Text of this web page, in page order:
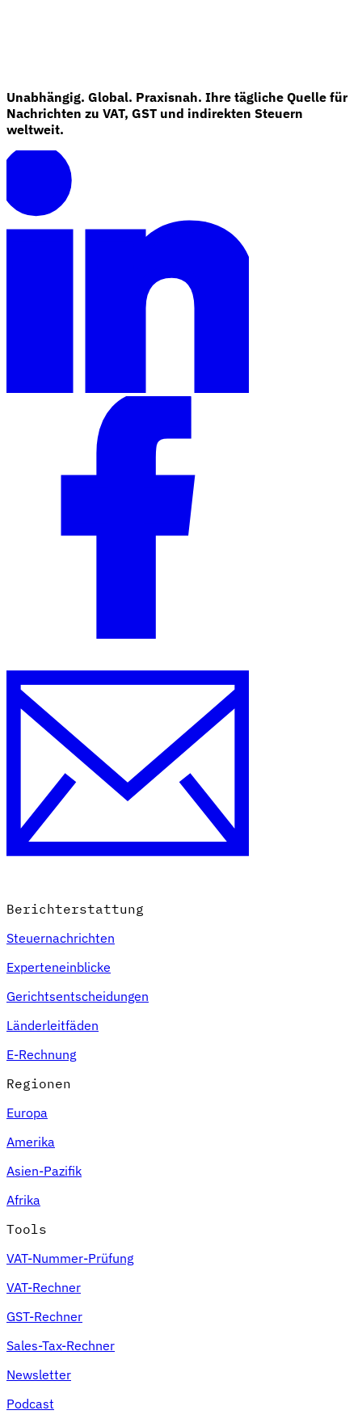
Unabhängig. Global. Praxisnah. Ihre tägliche Quelle für
Nachrichten zu VAT, GST und indirekten Steuern
weltweit.
Berichterstattung
Steuernachrichten
Experteneinblicke
Gerichtsentscheidungen
Länderleitfäden
E-Rechnung
Regionen
Europa
Amerika
Asien-Pazifik
Afrika
Tools
VAT-Nummer-Prüfung
VAT-Rechner
GST-Rechner
Sales-Tax-Rechner
Newsletter
Podcast